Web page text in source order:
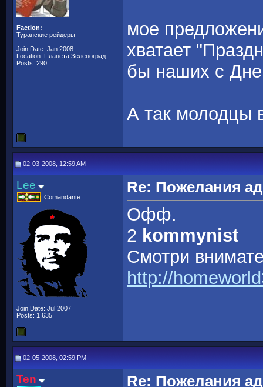
Faction:
Туранские рейдеры
Join Date: Jan 2008
Location: Планета Зеленоград
Posts: 290
мое
хватает
бы наших с
А так молодцы
02-03-2008, 12:59 AM
Lee
Comandante
Join Date: Jul 2007
Posts: 1,635
Re: Пожелания
Офф.
2 kommynist
Смотри
http://
02-05-2008, 02:59 PM
Ten Re: Пожелания